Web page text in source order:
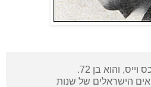
הישראלים של שנות